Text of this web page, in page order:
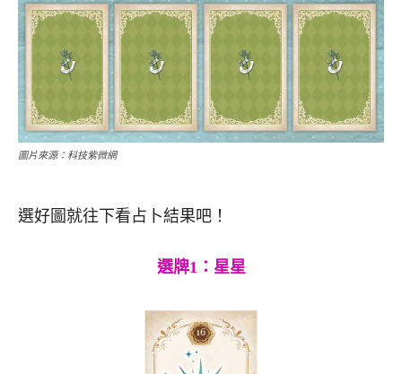
圖片來源：科技紫微網
選好圖就往下看占卜結果吧！
選牌1：星星